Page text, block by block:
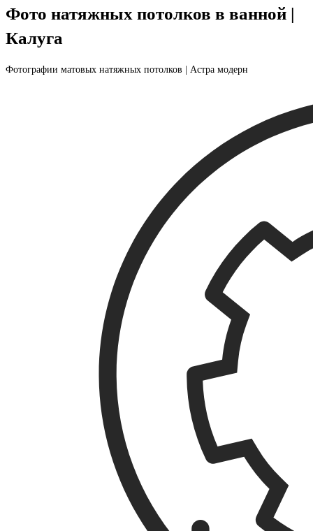
Фото натяжных потолков в ванной |
Калуга
Фотографии матовых натяжных потолков | Астра модерн